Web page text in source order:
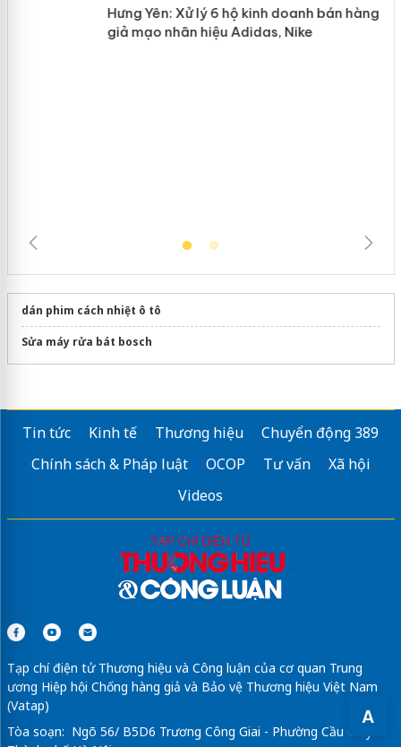
A
mại trong tháng 7
dán phim cách nhiệt ô tô
Sửa máy rửa bát bosch
Tin tức Kinh tế Thương hiệu
Chuyển động 389
Chính sách & Pháp luật
OCOP Tư vấn
Xã hội
Videos
Tạp chí điện tử Thương hiệu và Công luận của cơ quan Trung
ương Hiệp hội Chống hàng giả và Bảo vệ Thương hiệu Việt Nam
(Vatap)
Tòa soạn: Ngõ 56/ B5D6 Trương Công Giai - Phường Cầu Giấy -